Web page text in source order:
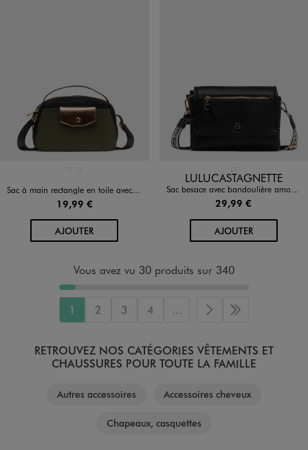
Sac à main rectangle en toile avec bandoulière femme
19,99 €
AJOUTERAU PANIER
Disponible en 1 coloris
LULUCASTAGNETTE
Sac besace avec bandoulière amovible femme - LuluCastagnette
29,99 €
AJOUTERAU PANIER
Vous avez vu 30 produits sur 340
1 2 3 4 ... Page suivante
Dernière page
RETROUVEZ NOS CATÉGORIES VÊTEMENTS ET
CHAUSSURES POUR TOUTE LA FAMILLE
Autres accessoires Accessoires cheveux
Chapeaux, casquettes